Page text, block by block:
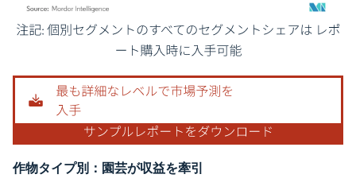
画像 © Mordor Intelligence。再利用にはCC BY 4.0の表示が必要です。
作物タイプ別：園芸が収益を牽引